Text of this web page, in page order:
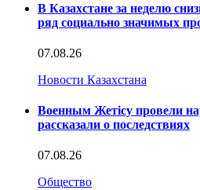
В Казахстане за неделю
ряд социально значимых
07.08.26
Новости Казахстана
Военным Жетісу провели
рассказали о последствиях
07.08.26
Общество